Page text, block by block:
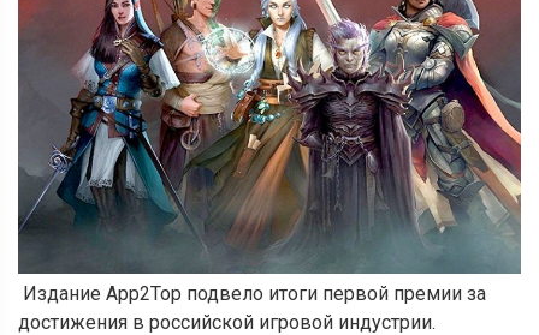
Издание App2Top подвело итоги первой премии за
достижения в российской игровой индустрии.